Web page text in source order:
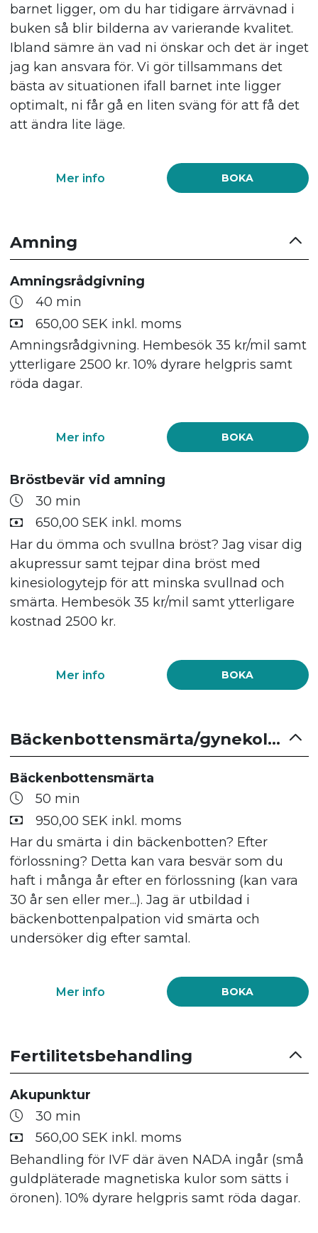
barnet ligger, om du har tidigare ärrvävnad i
buken så blir bilderna av varierande kvalitet.
Ibland sämre än vad ni önskar och det är inget
jag kan ansvara för. Vi gör tillsammans det
bästa av situationen ifall barnet inte ligger
optimalt, ni får gå en liten sväng för att få det
att ändra lite läge.
BOKA
Mer info
Amning
Amningsrådgivning
40 min
650,00 SEK inkl. moms
Amningsrådgivning. Hembesök 35 kr/mil samt
ytterligare 2500 kr. 10% dyrare helgpris samt
röda dagar.
BOKA
Mer info
Bröstbevär vid amning
30 min
650,00 SEK inkl. moms
Har du ömma och svullna bröst? Jag visar dig
akupressur samt tejpar dina bröst med
kinesiologytejp för att minska svullnad och
smärta. Hembesök 35 kr/mil samt ytterligare
kostnad 2500 kr.
BOKA
Mer info
Bäckenbottensmärta/gynekologisk undersökning
Bäckenbottensmärta
50 min
950,00 SEK inkl. moms
Har du smärta i din bäckenbotten? Efter
förlossning? Detta kan vara besvär som du
haft i många år efter en förlossning (kan vara
30 år sen eller mer...). Jag är utbildad i
bäckenbottenpalpation vid smärta och
undersöker dig efter samtal.
BOKA
Mer info
Fertilitetsbehandling
Akupunktur
30 min
560,00 SEK inkl. moms
Behandling för IVF där även NADA ingår (små
guldpläterade magnetiska kulor som sätts i
öronen). 10% dyrare helgpris samt röda dagar.